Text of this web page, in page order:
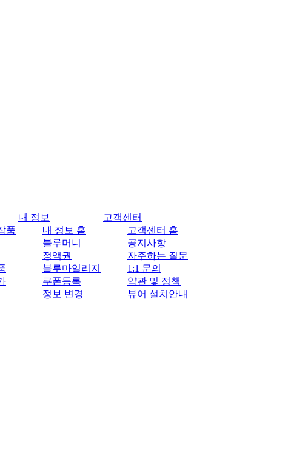
품
내 정보
내 정보 홈
블루머니
정액권
블루마일리지
쿠폰등록
정보 변경
고객센터
고객센터 홈
공지사항
자주하는 질문
1:1 문의
약관 및 정책
뷰어 설치안내